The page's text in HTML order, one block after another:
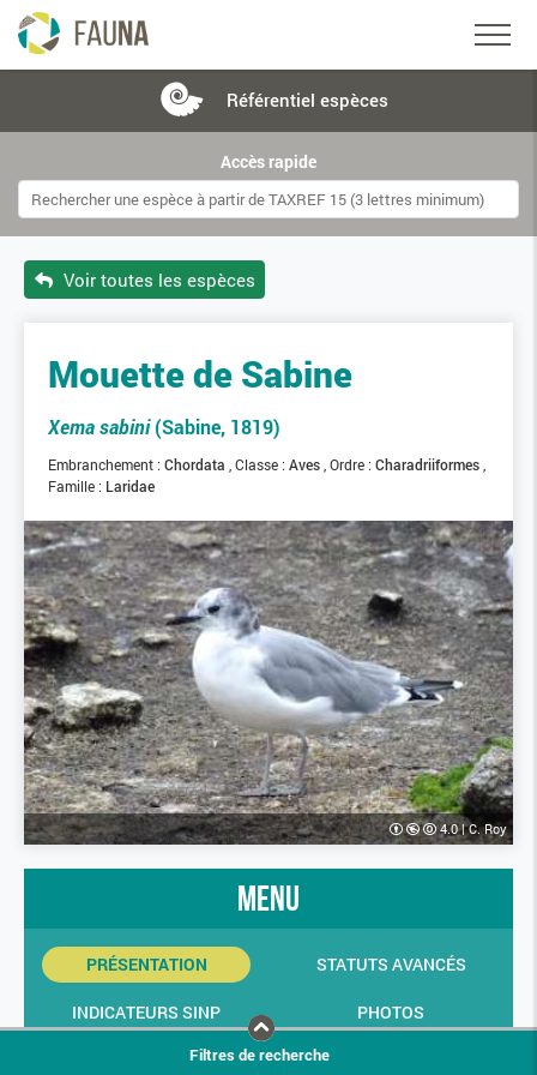
Référentiel espèces
Accès rapide
Voir toutes les espèces
Mouette de Sabine
Xema sabini(Sabine, 1819)
Embranchement : Chordata Classe : Aves Ordre : Charadriiformes
Famille : Laridae
4.0|C. Roy
menu
PRÉSENTATION STATUTS AVANCÉS
INDICATEURS SINP
PHOTOS
Filtres de recherche